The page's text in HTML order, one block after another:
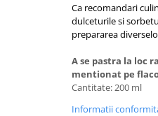
Ca recomandari
dulceturile si
prepararea
A se pastra la loc
mentionat pe
Cantitate: 200 ml
Informatii